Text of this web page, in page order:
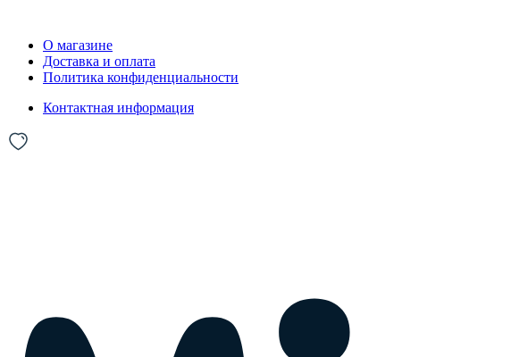
О магазине
Доставка и оплата
Политика конфиденциальности
Контактная информация